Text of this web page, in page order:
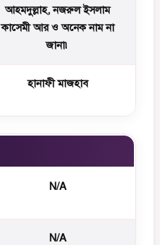
আহমদুল্লাহ, নজরুল ইসলাম
কাসেমী আর ও অনেক নাম না
জানা৷
হানাফী মাজহাব
N/A
N/A